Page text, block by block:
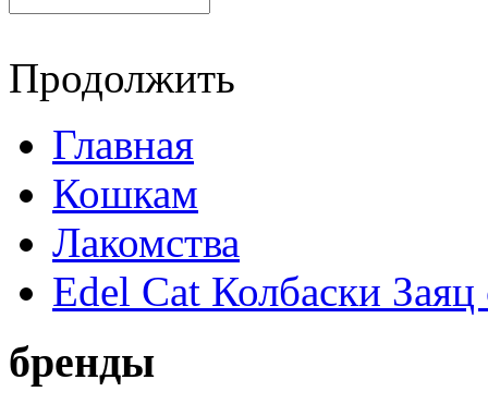
Продолжить
Главная
Кошкам
Лакомства
Edel Cat Колбаски
бренды